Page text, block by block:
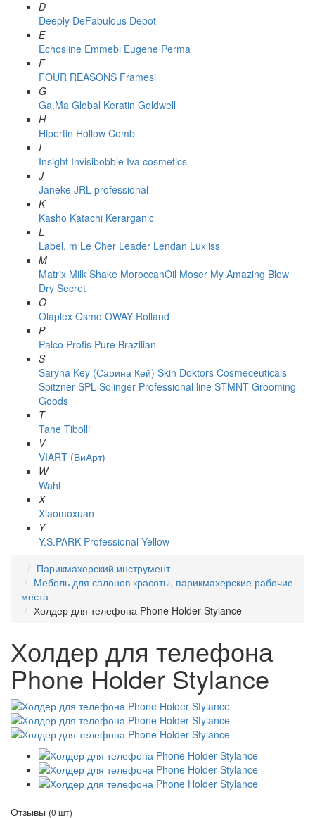
D
Deeply DeFabulous Depot
E
Echosline Emmebi Eugene Perma
F
FOUR REASONS Framesi
G
Ga.Ma Global Keratin Goldwell
H
Hipertin Hollow Comb
I
Insight Invisibobble Iva cosmetics
J
Janeke JRL professional
K
Kasho Katachi Kerarganic
L
Label. m Le Cher Leader Lendan Luxliss
M
Matrix Milk Shake MoroccanOil Moser My Amazing Blow
Dry Secret
O
Olaplex Osmo OWAY Rolland
P
Palco Profis Pure Brazilian
S
Saryna Key (Сарина Кей) Skin Doktors Cosmeceuticals
Spitzner SPL Solinger Professional line STMNT Grooming
Goods
T
Tahe Tibolli
V
VIART (ВиАрт)
W
Wahl
X
Xiaomoxuan
Y
Y.S.PARK Professional Yellow
Парикмахерский инструмент
Мебель для салонов красоты, парикмахерские рабочие
места
Холдер для телефона Phone Holder Stylance
Холдер для телефона
Phone Holder Stylance
Отзывы (0 шт)